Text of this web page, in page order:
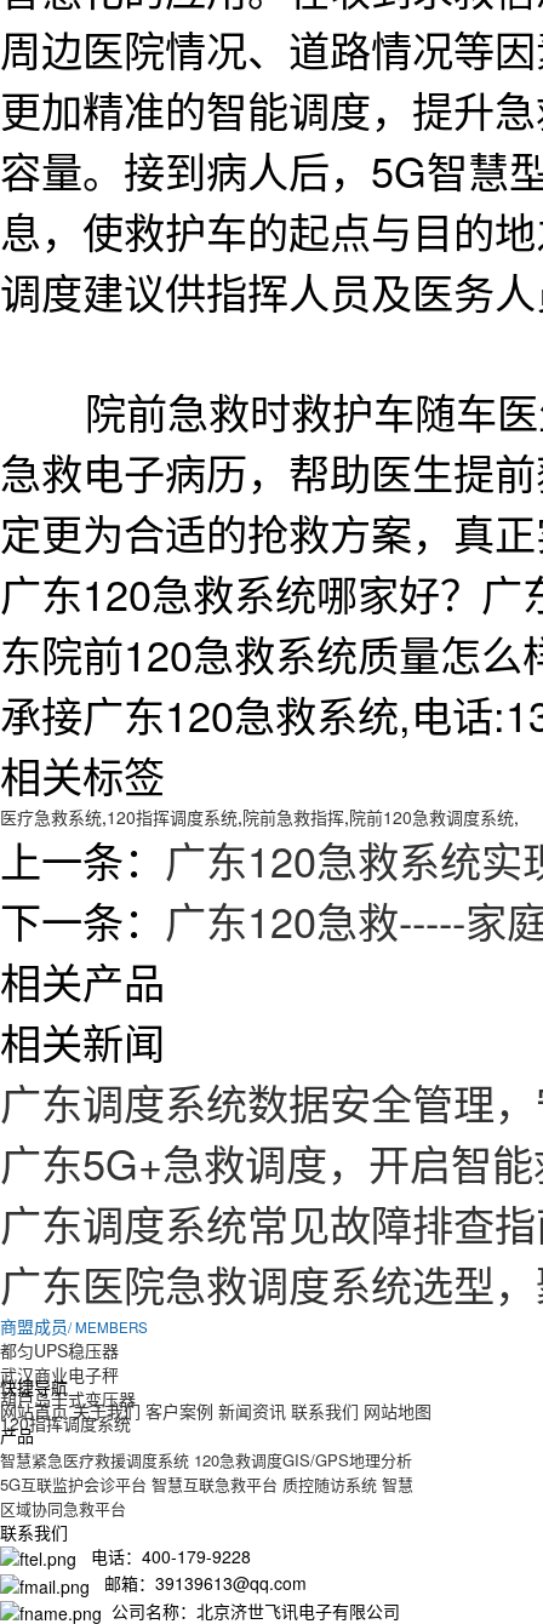
周边医院情况、道路情况等
更加精准的智能调度，提升
容量。接到病人后，5G智慧
息，使救护车的起点与目的
调度建议供指挥人员及医务
院前急救时救护车随车医
急救电子病历，帮助医生提
定更为合适的抢救方案，真
广东120急救系统哪家好？
东院前120急救系统质量怎
承接广东120急救系统,电话
相关标签
医疗急救系统,120指挥调度系统,院前急救指挥,院前120急救调度系统,
上一条： 广东120急救系统实
下一条： 广东120急救-----家
相关产品
相关新闻
广东调度系统数据安全管理
广东5G+急救调度，开启智
广东调度系统常见故障排查
广东医院急救调度系统选型
商盟成员/ MEMBERS
都匀UPS稳压器
武汉商业电子秤
葫芦岛干式变压器
120指挥调度系统
快捷导航
网站首页 关于我们 客户案例 新闻资讯 联系我们 网站地图
产品
智慧紧急医疗救援调度系统 120急救调度GIS/GPS地理分析
5G互联监护会诊平台 智慧互联急救平台 质控随访系统 智慧
区域协同急救平台
联系我们
电话：400-179-9228
邮箱：39139613@qq.com
公司名称：北京济世飞讯电子有限公司